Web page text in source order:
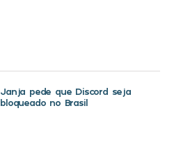
Janja pede que Discord seja
bloqueado no Brasil